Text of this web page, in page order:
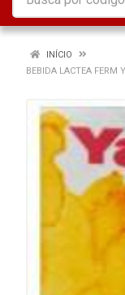
INÍCIO
BEBIDA LACTEA FERM